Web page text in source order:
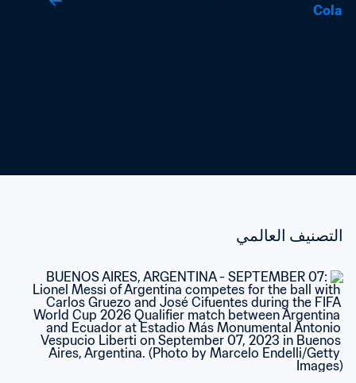
Cola
التصنيف العالمي